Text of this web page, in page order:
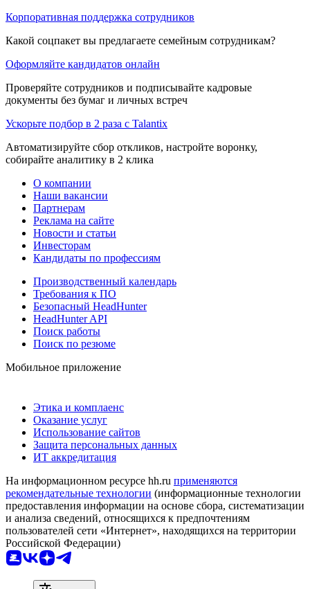
Корпоративная поддержка сотрудников
Какой соцпакет вы предлагаете семейным сотрудникам?
Оформляйте кандидатов онлайн
Проверяйте сотрудников и подписывайте кадровые
документы без бумаг и личных встреч
Ускорьте подбор в 2 раза с Talantix
Автоматизируйте сбор откликов, настройте воронку,
собирайте аналитику в 2 клика
О компании
Наши вакансии
Партнерам
Реклама на сайте
Новости и статьи
Инвесторам
Кандидаты по профессиям
Производственный календарь
Требования к ПО
Безопасный HeadHunter
HeadHunter API
Поиск работы
Поиск по резюме
Мобильное приложение
Этика и комплаенс
Оказание услуг
Использование сайтов
Защита персональных данных
ИТ аккредитация
На информационном ресурсе hh.ru применяются
рекомендательные технологии (информационные технологии
предоставления информации на основе сбора, систематизации
и анализа сведений, относящихся к предпочтениям
пользователей сети «Интернет», находящихся на территории
Российской Федерации)